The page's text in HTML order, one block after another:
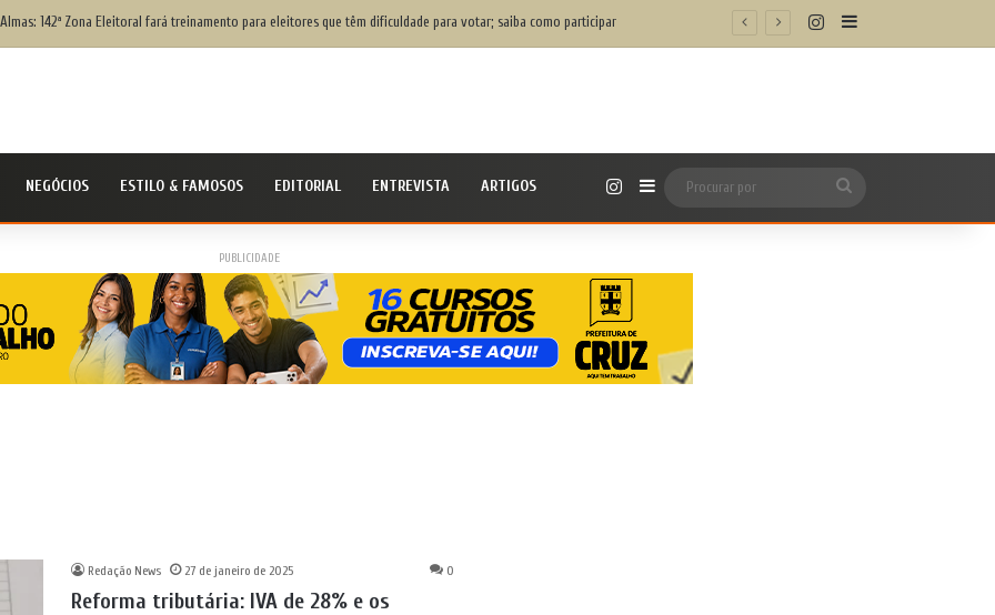
Nacional alerta população para chegada do ciclone bomba ‘ventos superiores a 100 km/h’ InstagramBarra Lateral
NEGÓCIOS ESTILO & FAMOSOS EDITORIAL ENTREVISTA ARTIGOS InstagramBarra Lateral
por
PUBLICIDADE
Redação News 27 de janeiro de 2025 0
Reforma tributária: IVA de 28% e os